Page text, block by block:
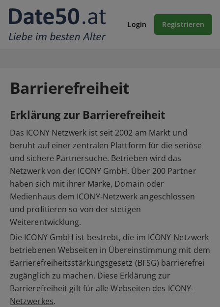
Login Registrieren
Barrierefreiheit
Erklärung zur Barrierefreiheit
Das ICONY Netzwerk ist seit 2002 am Markt und
beruht auf einer zentralen Plattform für die seriöse
und sichere Partnersuche. Betrieben wird das
Netzwerk von der ICONY GmbH. Über 200 Partner
haben sich mit ihrer Marke, Domain oder
Medienhaus dem ICONY-Netzwerk angeschlossen
und profitieren so von der stetigen
Weiterentwicklung.
Die ICONY GmbH ist bestrebt, die im ICONY-Netzwerk
betriebenen Webseiten in Übereinstimmung mit dem
Barrierefreiheitsstärkungsgesetz (BFSG) barrierefrei
zugänglich zu machen. Diese Erklärung zur
Barrierefreiheit gilt für alleWebseiten des ICONY-
Netzwerkes.